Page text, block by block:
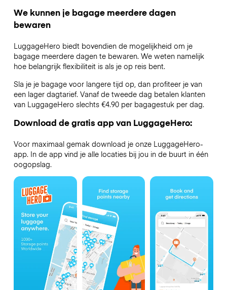
We kunnen je bagage meerdere dagen
bewaren
LuggageHero biedt bovendien de mogelijkheid om je
bagage meerdere dagen te bewaren. We weten namelijk
hoe belangrijk flexibiliteit is als je op reis bent.
Sla je je bagage voor langere tijd op, dan profiteer je van
een lager dagtarief. Vanaf de tweede dag betalen klanten
van LuggageHero slechts €4.90 per bagagestuk per dag.
Download de gratis app van LuggageHero:
Voor maximaal gemak download je onze LuggageHero-
app. In de app vind je alle locaties bij jou in de buurt in één
oogopslag.